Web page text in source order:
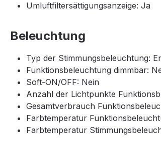
Umluftfiltersättigungsanzeige: Ja
Beleuchtung
Typ der Stimmungsbeleuchtung:
Funktionsbeleuchtung dimmbar:
Soft-ON/OFF: Nein
Anzahl der Lichtpunkte
Gesamtverbrauch
Farbtemperatur
Farbtemperatur